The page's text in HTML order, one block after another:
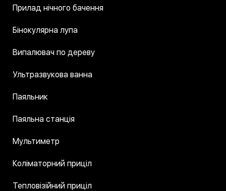
Прилад нічного бачення
Бінокулярна лупа
Випалювач по дереву
Ультразвукова ванна
Паяльник
Паяльна станція
Мультиметр
Коліматорний приціл
Тепловізійний приціл